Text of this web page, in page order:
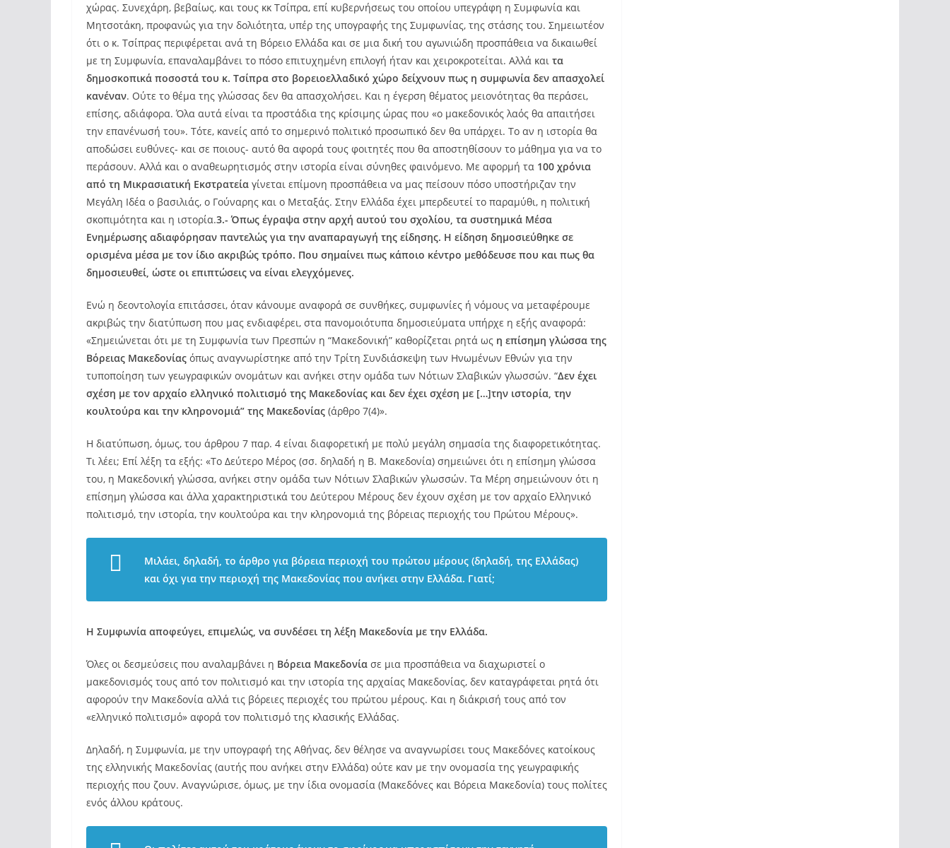
χώρας. Συνεχάρη, βεβαίως, και τους κκ Τσίπρα, επί κυβερνήσεως του οποίου υπεγράφη η Συμφωνία και
Μητσοτάκη, προφανώς για την δολιότητα, υπέρ της υπογραφής της Συμφωνίας, της στάσης του. Σημειωτέον
ότι ο κ. Τσίπρας περιφέρεται ανά τη Βόρειο Ελλάδα και σε μια δική του αγωνιώδη προσπάθεια να δικαιωθεί
με τη Συμφωνία, επαναλαμβάνει το πόσο επιτυχημένη επιλογή ήταν και χειροκροτείται. Αλλά και τα
δημοσκοπικά ποσοστά του κ. Τσίπρα στο βορειοελλαδικό χώρο δείχνουν πως η συμφωνία δεν απασχολεί
κανέναν. Ούτε το θέμα της γλώσσας δεν θα απασχολήσει. Και η έγερση θέματος μειονότητας θα περάσει,
επίσης, αδιάφορα. Όλα αυτά είναι τα προστάδια της κρίσιμης ώρας που «ο μακεδονικός λαός θα απαιτήσει
την επανένωσή του». Τότε, κανείς από το σημερινό πολιτικό προσωπικό δεν θα υπάρχει. Το αν η ιστορία θα
αποδώσει ευθύνες- και σε ποιους- αυτό θα αφορά τους φοιτητές που θα αποστηθίσουν το μάθημα για να το
περάσουν. Αλλά και ο αναθεωρητισμός στην ιστορία είναι σύνηθες φαινόμενο. Με αφορμή τα 100 χρόνια
από τη Μικρασιατική Εκστρατεία γίνεται επίμονη προσπάθεια να μας πείσουν πόσο υποστήριζαν την
Μεγάλη Ιδέα ο βασιλιάς, ο Γούναρης και ο Μεταξάς. Στην Ελλάδα έχει μπερδευτεί το παραμύθι, η πολιτική
σκοπιμότητα και η ιστορία.3.- Όπως έγραψα στην αρχή αυτού του σχολίου, τα συστημικά Μέσα
Ενημέρωσης αδιαφόρησαν παντελώς για την αναπαραγωγή της είδησης. Η είδηση δημοσιεύθηκε σε
ορισμένα μέσα με τον ίδιο ακριβώς τρόπο. Που σημαίνει πως κάποιο κέντρο μεθόδευσε που και πως θα
δημοσιευθεί, ώστε οι επιπτώσεις να είναι ελεγχόμενες.
Ενώ η δεοντολογία επιτάσσει, όταν κάνουμε αναφορά σε συνθήκες, συμφωνίες ή νόμους να μεταφέρουμε
ακριβώς την διατύπωση που μας ενδιαφέρει, στα πανομοιότυπα δημοσιεύματα υπήρχε η εξής αναφορά:
«Σημειώνεται ότι με τη Συμφωνία των Πρεσπών η “Μακεδονική” καθορίζεται ρητά ως η επίσημη γλώσσα της
Βόρειας Μακεδονίας όπως αναγνωρίστηκε από την Τρίτη Συνδιάσκεψη των Ηνωμένων Εθνών για την
τυποποίηση των γεωγραφικών ονομάτων και ανήκει στην ομάδα των Νότιων Σλαβικών γλωσσών. “Δεν έχει
σχέση με τον αρχαίο ελληνικό πολιτισμό της Μακεδονίας και δεν έχει σχέση με […]την ιστορία, την
κουλτούρα και την κληρονομιά” της Μακεδονίας (άρθρο 7(4)».
Η διατύπωση, όμως, του άρθρου 7 παρ. 4 είναι διαφορετική με πολύ μεγάλη σημασία της διαφορετικότητας.
Τι λέει; Επί λέξη τα εξής: «Το Δεύτερο Μέρος (σσ. δηλαδή η Β. Μακεδονία) σημειώνει ότι η επίσημη γλώσσα
του, η Μακεδονική γλώσσα, ανήκει στην ομάδα των Νότιων Σλαβικών γλωσσών. Τα Μέρη σημειώνουν ότι η
επίσημη γλώσσα και άλλα χαρακτηριστικά του Δεύτερου Μέρους δεν έχουν σχέση με τον αρχαίο Ελληνικό
πολιτισμό, την ιστορία, την κουλτούρα και την κληρονομιά της βόρειας περιοχής του Πρώτου Μέρους».
Μιλάει, δηλαδή, το άρθρο για βόρεια περιοχή του πρώτου μέρους (δηλαδή, της Ελλάδας)
και όχι για την περιοχή της Μακεδονίας που ανήκει στην Ελλάδα. Γιατί;
Η Συμφωνία αποφεύγει, επιμελώς, να συνδέσει τη λέξη Μακεδονία με την Ελλάδα.
Όλες οι δεσμεύσεις που αναλαμβάνει η Βόρεια Μακεδονία σε μια προσπάθεια να διαχωριστεί ο
μακεδονισμός τους από τον πολιτισμό και την ιστορία της αρχαίας Μακεδονίας, δεν καταγράφεται ρητά ότι
αφορούν την Μακεδονία αλλά τις βόρειες περιοχές του πρώτου μέρους. Και η διάκρισή τους από τον
«ελληνικό πολιτισμό» αφορά τον πολιτισμό της κλασικής Ελλάδας.
Δηλαδή, η Συμφωνία, με την υπογραφή της Αθήνας, δεν θέλησε να αναγνωρίσει τους Μακεδόνες κατοίκους
της ελληνικής Μακεδονίας (αυτής που ανήκει στην Ελλάδα) ούτε καν με την ονομασία της γεωγραφικής
περιοχής που ζουν. Αναγνώρισε, όμως, με την ίδια ονομασία (Μακεδόνες και Βόρεια Μακεδονία) τους πολίτες
ενός άλλου κράτους.